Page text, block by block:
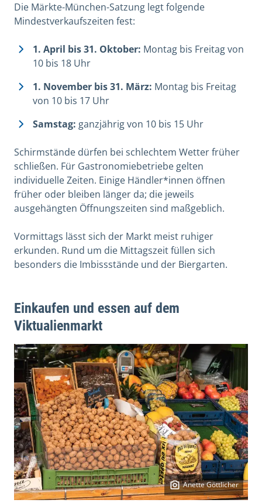
Die Märkte-München-Satzung legt folgende
Mindestverkaufszeiten fest:
1. April bis 31. Oktober: Montag bis Freitag von
10 bis 18 Uhr
1. November bis 31. März: Montag bis Freitag
von 10 bis 17 Uhr
Samstag: ganzjährig von 10 bis 15 Uhr
Schirmstände dürfen bei schlechtem Wetter früher
schließen. Für Gastronomiebetriebe gelten
individuelle Zeiten. Einige Händler*innen öffnen
früher oder bleiben länger da; die jeweils
ausgehängten Öffnungszeiten sind maßgeblich.
Vormittags lässt sich der Markt meist ruhiger
erkunden. Rund um die Mittagszeit füllen sich
besonders die Imbissstände und der Biergarten.
Einkaufen und essen auf dem
Viktualienmarkt
Anette Göttlicher